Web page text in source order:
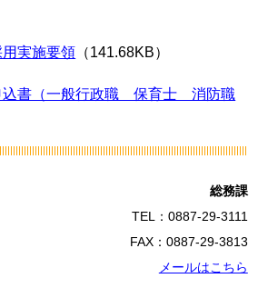
実施要領 （141.68KB）
込書（一般行政職 保育士 消防職
総務課
TEL：0887-29-3111
FAX：0887-29-3813
メールはこちら